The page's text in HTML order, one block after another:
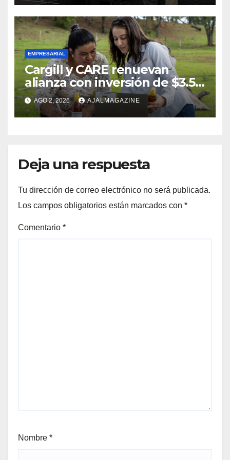
calidad en descanso
EMPRESARIAL
Cargill y CARE renuevan
alianza con inversión de $3.5
millones para el desarrollo de
mujeres rurales en
Centroamérica
AGO 2, 2026 AJALMAGAZINE
Deja una respuesta
Tu dirección de correo electrónico no será publicada.
Los campos obligatorios están marcados con *
Comentario *
Nombre *